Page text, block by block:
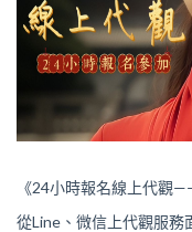
《24小時報名線上代觀
從Line、微信上代觀服務